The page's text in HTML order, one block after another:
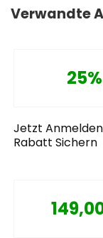
Verwandte
25%
Jetzt Anmelden
Rabatt Sichern